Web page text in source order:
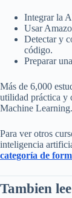
Integrar la
Usar
Detectar y
código.
Preparar
Más de 6,000
utilidad práctica y
Machine Learning.
Para ver otros
inteligencia
categoría de
Tambien